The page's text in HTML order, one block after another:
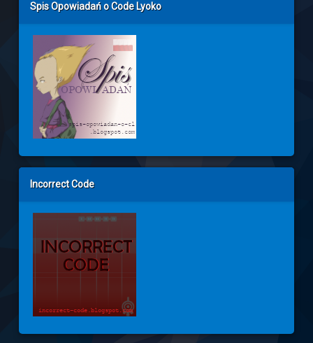
Spis Opowiadań o Code Lyoko
Incorrect Code